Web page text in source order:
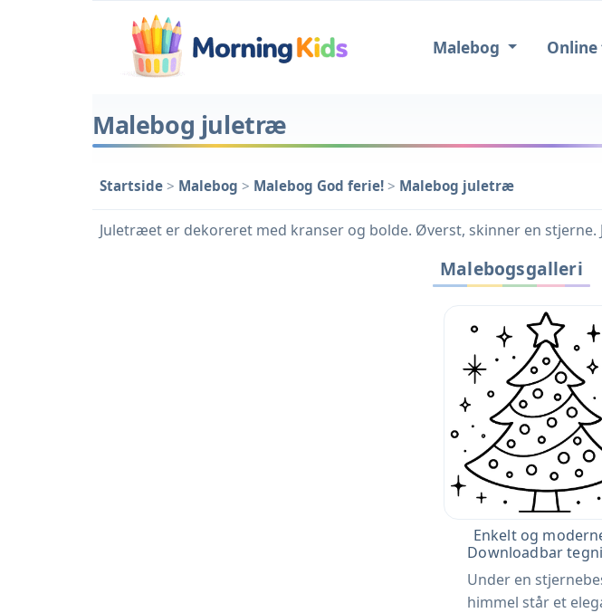
Malebog
Malebog juletræ
Startside > Malebog > Malebog God ferie! > Malebog juletræ
Juletræet er dekoreret med kranser og bolde. Øverst, skinner en
Malebogsgalleri
Enkelt og
Downloadbar
Under en
himmel står et